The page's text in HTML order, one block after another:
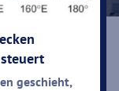
geschieht,